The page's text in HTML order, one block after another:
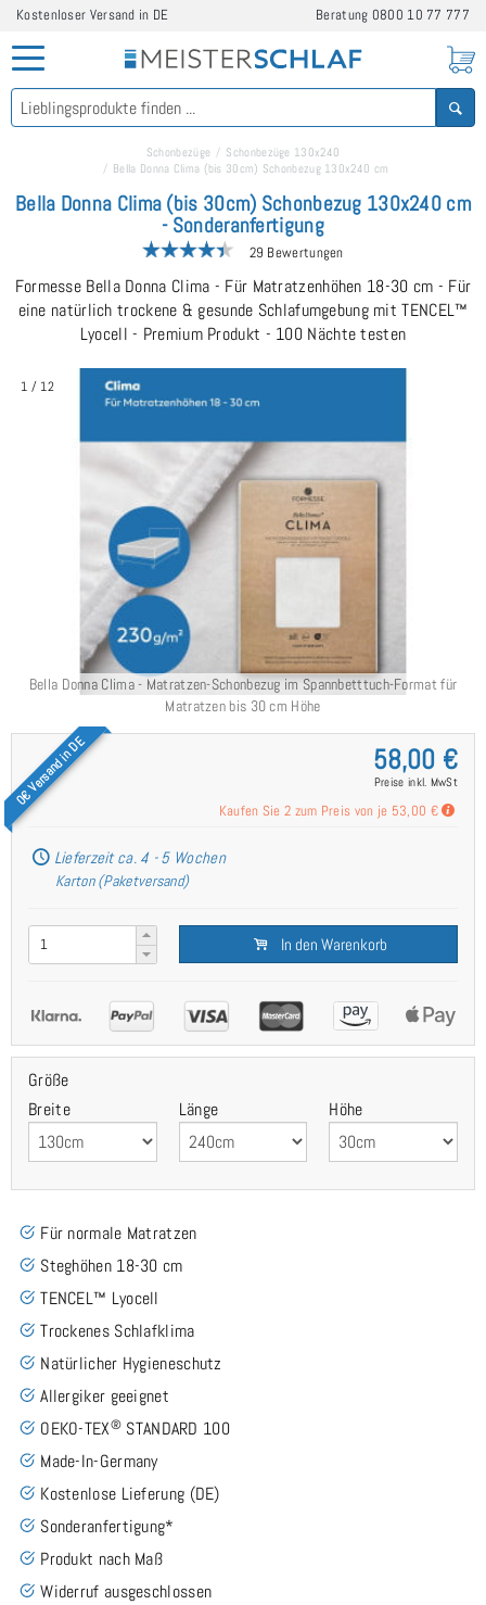
Kostenloser Versand in DE Beratung 0800 10 77 777
Schonbezüge
Schonbezüge 130x240
Bella Donna Clima (bis 30cm) Schonbezug 130x240 cm
Bella Donna Clima (bis 30cm) Schonbezug 130x240 cm
- Sonderanfertigung
29 Bewertungen
Formesse Bella Donna Clima - Für Matratzenhöhen 18-30 cm - Für
eine natürlich trockene & gesunde Schlafumgebung mit TENCEL™
Lyocell - Premium Produkt - 100 Nächte testen
Bella Donna Clima - Matratzen-Schonbezug im Spannbetttuch-Format für
Matratzen bis 30 cm Höhe
1 / 12
0€ Versand in DE 58,00 €
Preise inkl. MwSt
Kaufen Sie 2 zum Preis von je 53,00 €
Lieferzeit ca. 4 - 5 Wochen
Karton (Paketversand)
In den Warenkorb
Größe
Breite
Länge Höhe
Für normale Matratzen
Steghöhen 18-30 cm
TENCEL™ Lyocell
Trockenes Schlafklima
Natürlicher Hygieneschutz
Allergiker geeignet
OEKO-TEX® STANDARD 100
Made-In-Germany
Kostenlose Lieferung (DE)
Sonderanfertigung*
Produkt nach Maß
Widerruf ausgeschlossen